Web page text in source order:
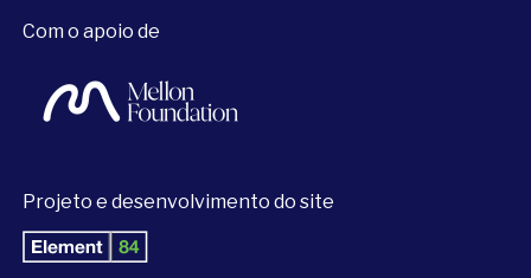
Com o apoio de
Projeto e desenvolvimento do site